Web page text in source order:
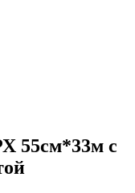
55см*33м с